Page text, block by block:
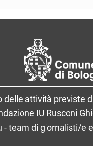
delle attività previste
IU Rusconi
- team di giornalisti/